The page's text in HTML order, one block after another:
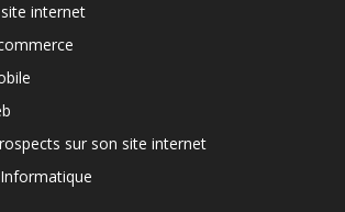
internet
sur son site internet